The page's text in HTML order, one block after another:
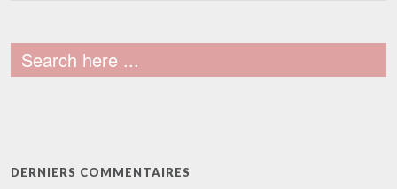
DERNIERS COMMENTAIRES